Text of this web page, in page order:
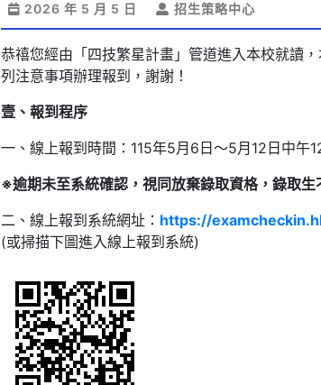
2026 年 5 月 5 日 招生策略中心
恭禧您經由「四技繁星計畫」管道進入本校就讀
列注意事項辦理報到，謝謝！
壹、報到程序
一、線上報到時間：115年5月6日～5月12日中午
※逾期未至系統確認，視同放棄錄取資格，錄取生
二、線上報到系統網址： https://
(或掃描下圖進入線上報到系統)